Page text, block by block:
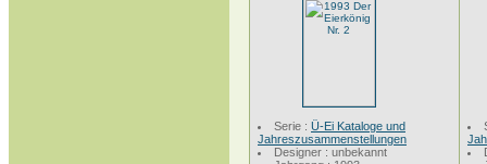
Serie : Ü-Ei Kataloge und
Jahreszusammenstellungen
Designer : unbekannt